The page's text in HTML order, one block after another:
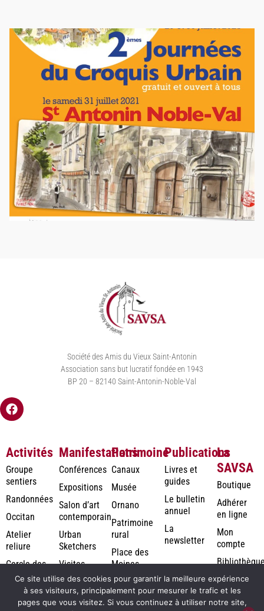
Société des Amis du Vieux Saint-Antonin
Association sans but lucratif fondée en 1943
BP 20 – 82140 Saint-Antonin-Noble-Val
Activités
Groupe
sentiers
Randonnées
Occitan
Atelier
reliure
Cercle des
Jardiniers
Manifestations
Conférences
Expositions
Salon d’art
contemporain
Urban
Sketchers
Visites
Patrimoine
Canaux
Musée
Ornano
Patrimoine
rural
Place des
Moines
Publications
Livres et
guides
Le bulletin
annuel
La
newsletter
La
SAVSA
Boutique
Adhérer
en ligne
Mon
compte
numérique
Rodolausse
Ce site utilise des cookies pour garantir la meilleure expérience
à ses visiteurs, principalement pour mesurer le trafic et les
pages que vous visitez. Si vous continuez à utiliser notre site,